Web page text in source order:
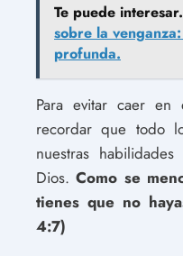
Te puede
sobre la
profunda.
Para evitar caer en
recordar que todo
nuestras
Dios.Como se
tienes que no
4:7)